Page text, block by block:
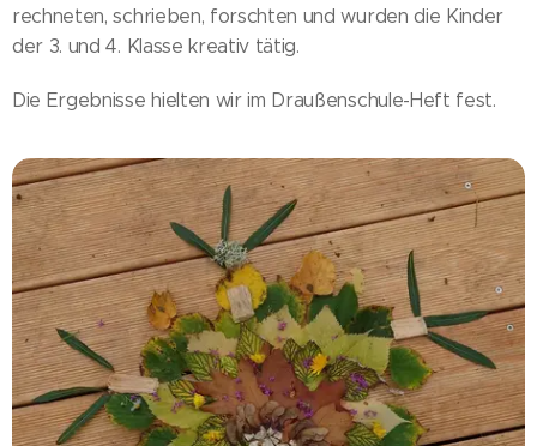
rechneten, schrieben, forschten und wurden die Kinder
der 3. und 4. Klasse kreativ tätig.
Die Ergebnisse hielten wir im Draußenschule-Heft fest.